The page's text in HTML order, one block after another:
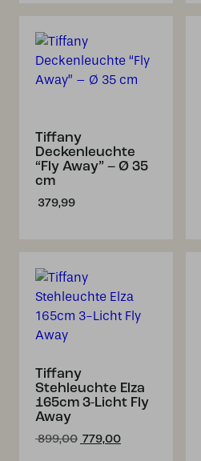
Tiffany
Deckenleuchte
“Fly Away” – Ø 35
cm
379,99
Tiffany
Stehleuchte Elza
165cm 3-Licht Fly
Away
899,00 Ursprünglicher
779,00Aktueller